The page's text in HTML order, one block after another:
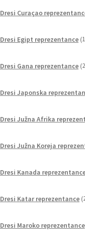
Dresi Curaçao
Dresi Egipt reprezentance 1
Dresi Gana reprezentance 2
Dresi Japonska
Dresi Južna Afrika
Dresi Južna Koreja
Dresi Kanada
Dresi Katar reprezentance
Dresi Maroko reprezentance